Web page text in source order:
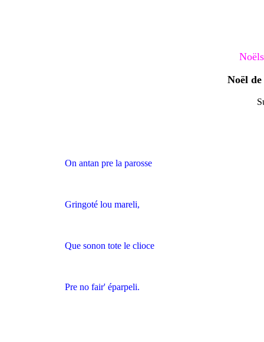
Noël
On antan pre la parosse
Gringoté lou mareli,
Que sonon tote le clioce
Pre no fair' éparpeli.